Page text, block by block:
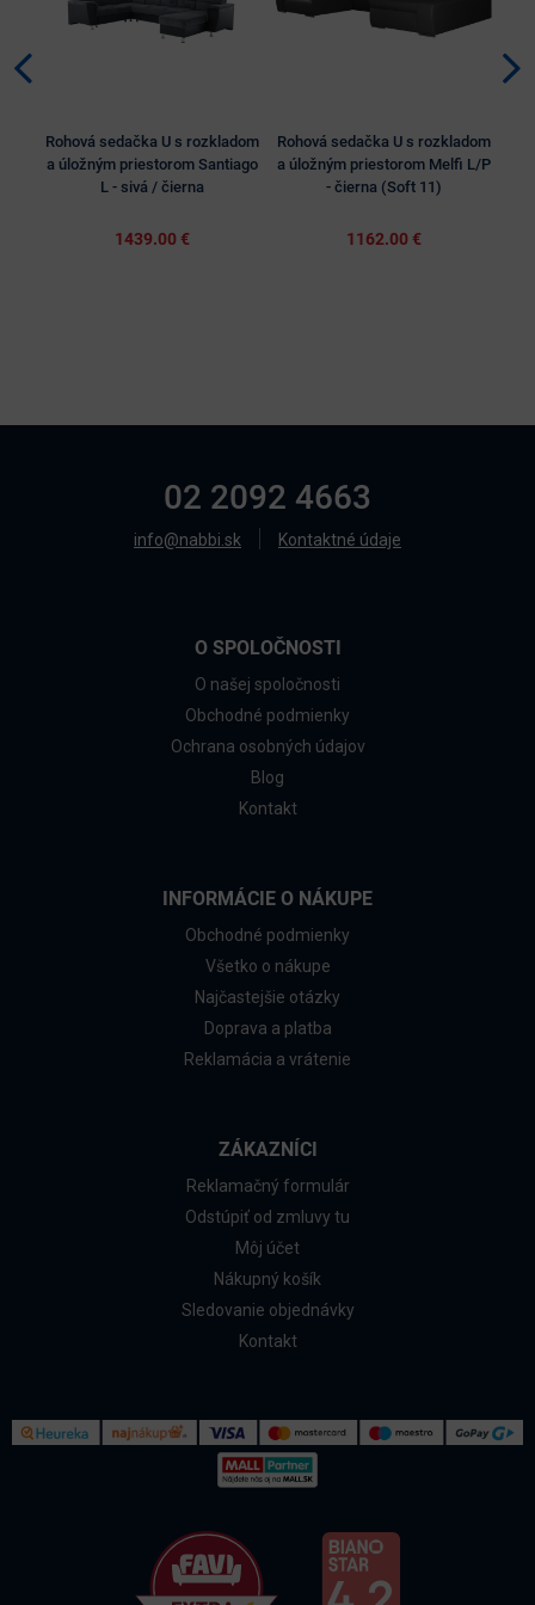
Rohová sedačka U s rozkladom
a úložným priestorom Santiago
L - sivá / čierna
1439.00 €
Rohová sedačka U s rozkladom
a úložným priestorom Melfi L/P
- čierna (Soft 11)
1162.00 €
02 2092 4663
info@nabbi.sk Kontaktné údaje
O SPOLOČNOSTI
O našej spoločnosti
Obchodné podmienky
Ochrana osobných údajov
Blog
Kontakt
INFORMÁCIE O NÁKUPE
Obchodné podmienky
Všetko o nákupe
Najčastejšie otázky
Doprava a platba
Reklamácia a vrátenie
ZÁKAZNÍCI
Reklamačný formulár
Odstúpiť od zmluvy tu
Môj účet
Nákupný košík
Sledovanie objednávky
Kontakt